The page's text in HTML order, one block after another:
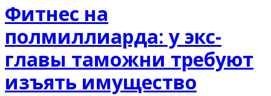
Фитнес на
полмиллиарда: у экс-
главы таможни требуют
изъять имущество